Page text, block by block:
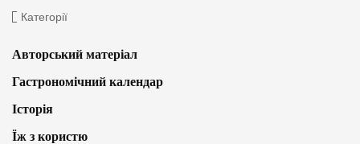
Категорії
Авторський матеріал
Гастрономічний календар
Історія
Їж з користю